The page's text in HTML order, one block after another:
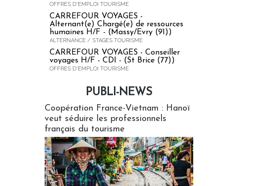
OFFRES D'EMPLOI TOURISME
CARREFOUR VOYAGES -
Alternant(e) Chargé(e) de ressources
humaines H/F - (Massy/Evry (91))
ALTERNANCE / STAGES TOURISME
CARREFOUR VOYAGES - Conseiller
voyages H/F - CDI - (St Brice (77))
OFFRES D'EMPLOI TOURISME
PUBLI-NEWS
Coopération France-Vietnam : Hanoï
veut séduire les professionnels
français du tourisme